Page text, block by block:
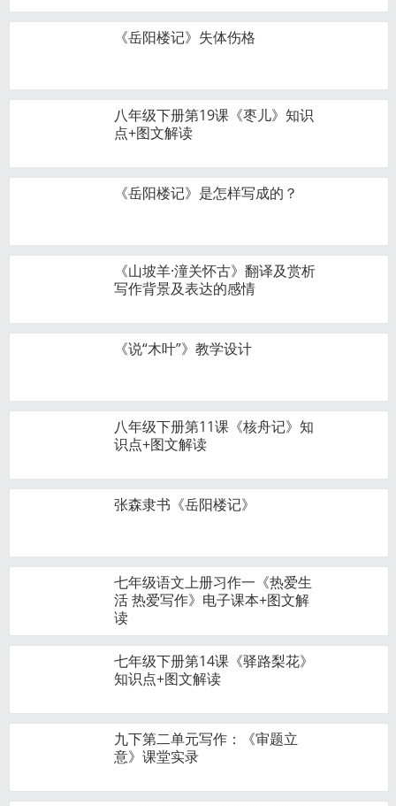
《岳阳楼记》失体伤格
八年级下册第19课《枣儿》知识
点+图文解读
《岳阳楼记》是怎样写成的？
《山坡羊·潼关怀古》翻译及赏析
写作背景及表达的感情
《说“木叶”》教学设计
八年级下册第11课《核舟记》知
识点+图文解读
张森隶书《岳阳楼记》
七年级语文上册习作一《热爱生
活 热爱写作》电子课本+图文解
读
七年级下册第14课《驿路梨花》
知识点+图文解读
九下第二单元写作：《审题立
意》课堂实录